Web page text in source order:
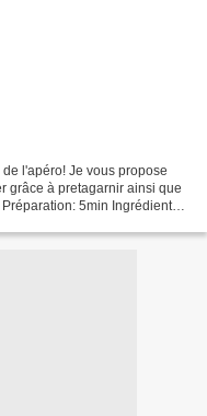
l'apéro! Je vous propose
grâce à pretagarnir ainsi que
5min Ingrédients